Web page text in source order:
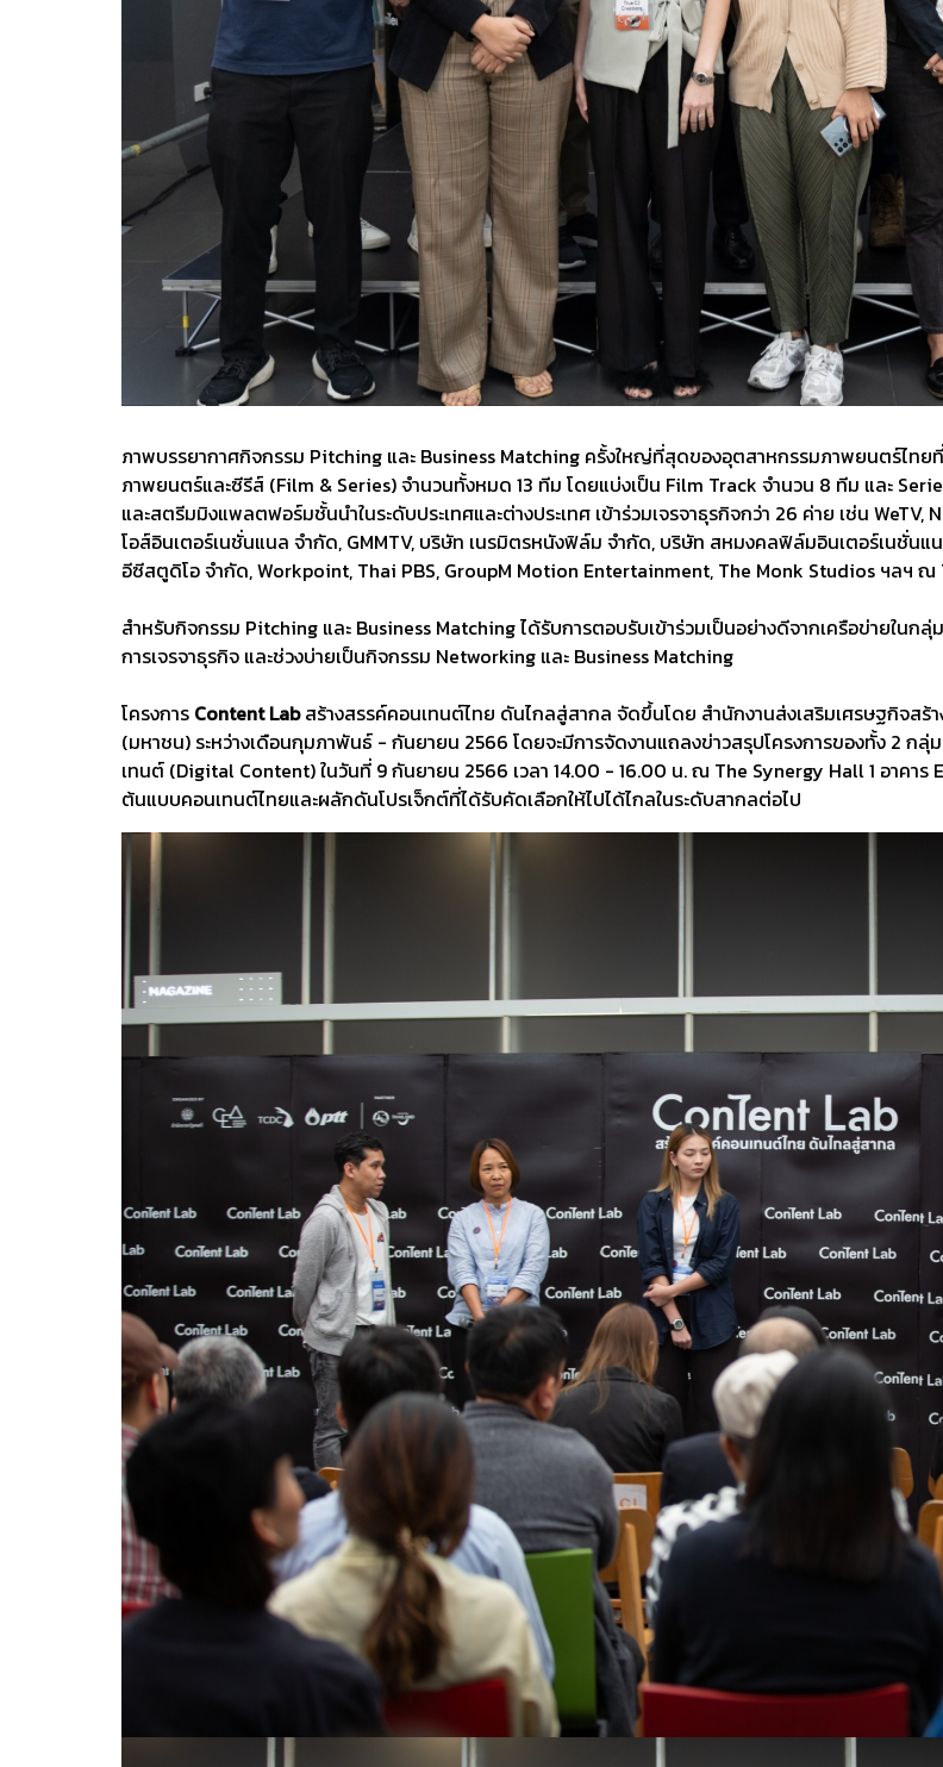
ภาพบรรยากาศกิจกรรม Pitching และ Business Matching ครั้งใหญ่ที่สุดของอุตสาหกรรมภาพยนตร์ไทย
ภาพยนตร์และซีรีส์ (Film & Series) จำนวนทั้งหมด 13 ทีม โดยแบ่งเป็น Film Track จำนวน 8 ทีม และ
และสตรีมมิงแพลตฟอร์มชั้นนำในระดับประเทศและต่างประเทศ เข้าร่วมเจรจาธุรกิจกว่า 26 ค่าย เช่น
โอส์อินเตอร์เนชั่นแนล จํากัด, GMMTV, บริษัท เนรมิตรหนังฟิล์ม จํากัด, บริษัท สหมงคลฟิล์มอินเตอร์เนชั่น
อีซีสตูดิโอ จํากัด, Workpoint, Thai PBS, GroupM Motion Entertainment, The Monk Studios ฯลฯ ณ
สำหรับกิจกรรม Pitching และ Business Matching ได้รับการตอบรับเข้าร่วมเป็นอย่างดีจากเครือข่ายในก
การเจรจาธุรกิจ และช่วงบ่ายเป็นกิจกรรม Networking และ Business Matching
โครงการ Content Labสร้างสรรค์คอนเทนต์ไทย ดันไกลสู่สากล จัดขึ้นโดย สำนักงานส่งเสริมเศรษฐกิจส
(มหาชน) ระหว่างเดือนกุมภาพันธ์ - กันยายน 2566 โดยจะมีการจัดงานแถลงข่าวสรุปโครงการของทั้ง 2
เทนต์ (Digital Content) ในวันที่ 9 กันยายน 2566 เวลา 14.00 - 16.00 น. ณ The Synergy Hall 1 อาคาร
ต้นแบบคอนเทนต์ไทยและผลักดันโปรเจ็กต์ที่ได้รับคัดเลือกให้ไปได้ไกลในระดับสากลต่อไป